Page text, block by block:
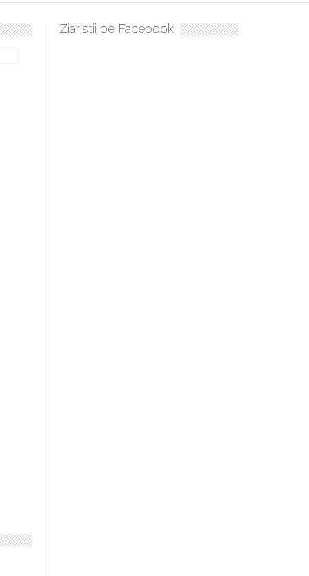
sculați, boieri mari! Sara Nukina are nevoie de ajutorul nostru!
Ziaristii pe Facebook